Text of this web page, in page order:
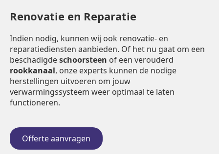
Renovatie en Reparatie
Indien nodig, kunnen wij ook renovatie- en
reparatiediensten aanbieden. Of het nu gaat om een
beschadigdeschoorsteen of een verouderd
rookkanaal, onze experts kunnen de nodige
herstellingen uitvoeren om jouw
verwarmingssysteem weer optimaal te laten
functioneren.
Offerte aanvragen